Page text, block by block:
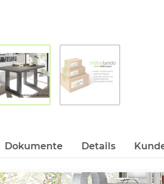
Dokumente Details